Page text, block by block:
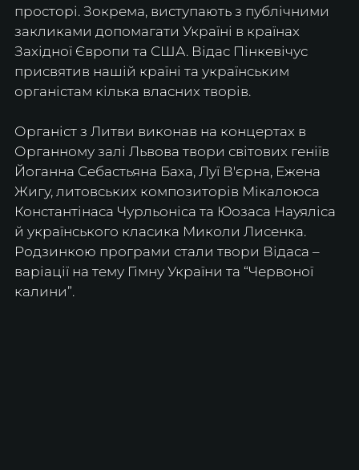
просторі. Зокрема, виступають з публічними
закликами допомагати Україні в країнах
Західної Європи та США. Відас Пінкевічус
присвятив нашій країні та українським
органістам кілька власних творів.
Органіст з Литви виконав на концертах в
Органному залі Львова твори світових геніїв
Йоганна Себастьяна Баха, Луї В'єрна, Ежена
Жигу, литовських композиторів Мікалоюса
Константінаса Чурльоніса та Юозаса Науяліса
й українського класика Миколи Лисенка.
Родзинкою програми стали твори Відаса –
варіації на тему Гімну України та “Червоної
калини”.